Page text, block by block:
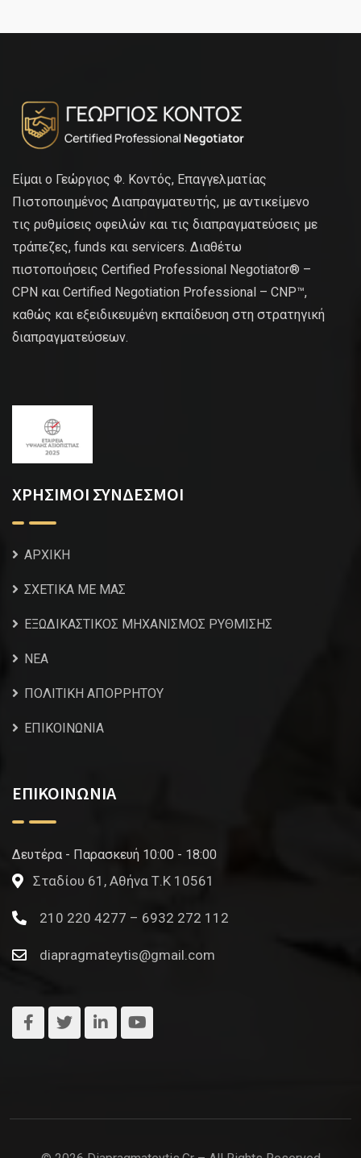
Είμαι ο Γεώργιος Φ. Κοντός, Επαγγελματίας
Πιστοποιημένος Διαπραγματευτής, με αντικείμενο
τις ρυθμίσεις οφειλών και τις διαπραγματεύσεις με
τράπεζες, funds και servicers. Διαθέτω
πιστοποιήσεις Certified Professional Negotiator® –
CPN και Certified Negotiation Professional – CNP™,
καθώς και εξειδικευμένη εκπαίδευση στη στρατηγική
διαπραγματεύσεων.
ΧΡΗΣΙΜΟΙ ΣΥΝΔΕΣΜΟΙ
ΑΡΧΙΚΗ
ΣΧΕΤΙΚΑ ΜΕ ΜΑΣ
ΕΞΩΔΙΚΑΣΤΙΚΟΣ ΜΗΧΑΝΙΣΜΟΣ ΡΥΘΜΙΣΗΣ
NEA
ΠΟΛΙΤΙΚΗ ΑΠΟΡΡΗΤΟΥ
ΕΠΙΚΟΙΝΩΝΙΑ
ΕΠΙΚΟΙΝΩΝΙΑ
Δευτέρα - Παρασκευή 10:00 - 18:00
Σταδίου 61, Αθήνα Τ.Κ 10561
210 220 4277 – 6932 272 112
diapragmateytis@gmail.com